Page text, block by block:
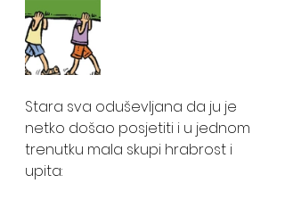
Stara sva oduševljana da ju je
netko došao posjetiti i u jednom
trenutku mala skupi hrabrost i
upita: